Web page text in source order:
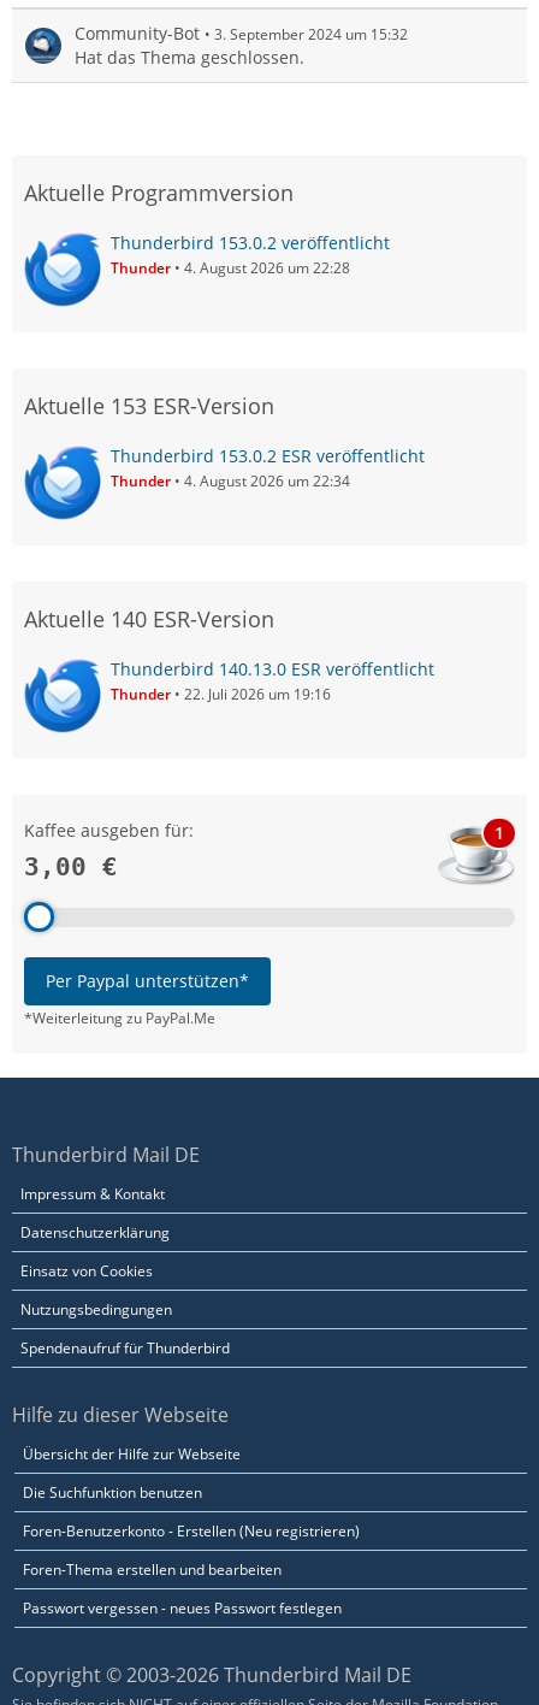
Community-Bot 3. September 2024 um 15:32
Hat das Thema geschlossen.
Aktuelle Programmversion
Thunderbird 153.0.2 veröffentlicht
Thunder 4. August 2026 um 22:28
Aktuelle 153 ESR-Version
Thunderbird 153.0.2 ESR veröffentlicht
Thunder 4. August 2026 um 22:34
Aktuelle 140 ESR-Version
Thunderbird 140.13.0 ESR veröffentlicht
Thunder 22. Juli 2026 um 19:16
Kaffee ausgeben für:
3,00 €
1
Per Paypal unterstützen*
*Weiterleitung zu PayPal.Me
Thunderbird Mail DE
Impressum & Kontakt
Datenschutzerklärung
Einsatz von Cookies
Nutzungsbedingungen
Spendenaufruf für Thunderbird
Hilfe zu dieser Webseite
Übersicht der Hilfe zur Webseite
Die Suchfunktion benutzen
Foren-Benutzerkonto - Erstellen (Neu registrieren)
Foren-Thema erstellen und bearbeiten
Passwort vergessen - neues Passwort festlegen
Copyright © 2003-2026 Thunderbird Mail DE